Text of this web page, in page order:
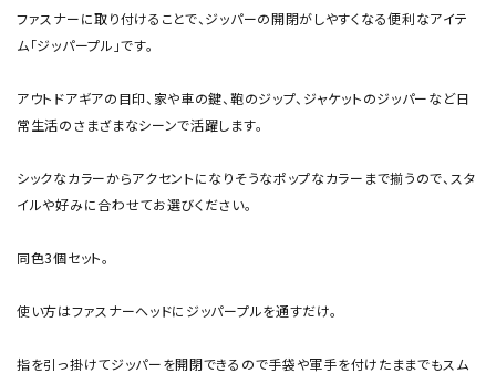
ファスナーに取り付けることで、ジッパーの開閉がしやすくなる便利なアイテ
ム「ジッパープル」です。
アウトドアギアの目印、家や車の鍵、鞄のジップ、ジャケットのジッパーなど日
常生活のさまざまなシーンで活躍します。
シックなカラーからアクセントになりそうなポップなカラーまで揃うので、スタ
イルや好みに合わせてお選びください。
同色3個セット。
使い方はファスナーヘッドにジッパープルを通すだけ。
指を引っ掛けてジッパーを開閉できるので手袋や軍手を付けたままでもスム